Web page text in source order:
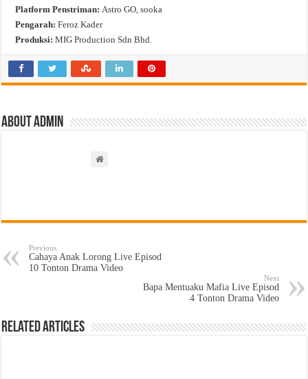
Platform Penstriman: Astro GO, sooka
Pengarah:Feroz Kader
Produksi: MIG Production Sdn Bhd.
About admin
Previous
Cahaya Anak Lorong Live Episod
10 Tonton Drama Video
Next
Bapa Mentuaku Mafia Live Episod
4 Tonton Drama Video
Related Articles